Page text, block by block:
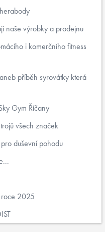
naše výrobky a prodejnu
i komerčního fitness
příběh syrovátky která
Gym Říčany
všech značek
duševní pohodu
roce 2025